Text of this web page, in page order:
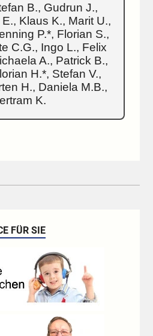
B., Gudrun J.,
Klaus K., Marit U.,
P.*, Florian S.,
C.G., Ingo L., Felix
A., Patrick B.,
H.*, Stefan V.,
H., Daniela M.B.,
K.
FÜR SIE